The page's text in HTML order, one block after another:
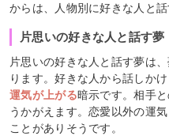
からは、人物別に好きな人と
片思いの好きな人と話す夢
片思いの好きな人と話す夢は
ります。好きな人から話しか
運気が上がる暗示です。相手
うかがえます。恋愛以外の運
ことがありそうです。